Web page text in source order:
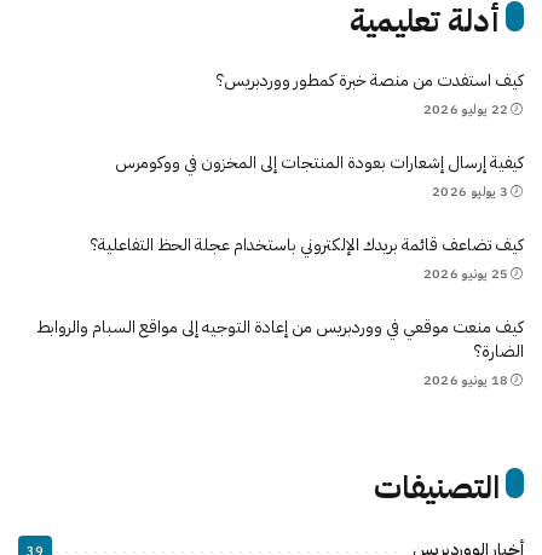
أدلة تعليمية
كيف استفدت من منصة خبرة كمطور ووردبريس؟
22 يوليو 2026
كيفية إرسال إشعارات بعودة المنتجات إلى المخزون في ووكومرس
3 يوليو 2026
كيف تضاعف قائمة بريدك الإلكتروني باستخدام عجلة الحظ التفاعلية؟
25 يونيو 2026
كيف منعت موقعي في ووردبريس من إعادة التوجيه إلى مواقع السبام والروابط
الضارة؟
18 يونيو 2026
التصنيفات
أخبار الووردبريس